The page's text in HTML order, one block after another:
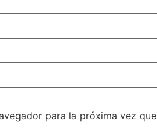
para la próxima vez que